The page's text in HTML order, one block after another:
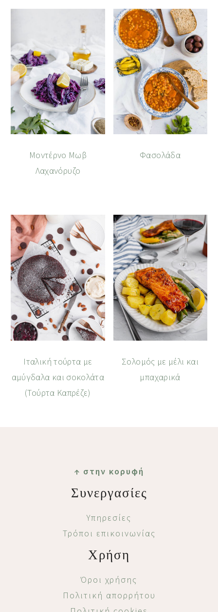
Μοντέρνο Μωβ
Λαχανόρυζο
Φασολάδα
Ιταλική τούρτα με
αμύγδαλα και σοκολάτα
(Τούρτα Καπρέζε)
Σολομός με μέλι και
μπαχαρικά
↑ στην κορυφή
Συνεργασίες
Υπηρεσίες
Τρόποι επικοινωνίας
Χρήση
Όροι χρήσης
Πολιτική απορρήτου